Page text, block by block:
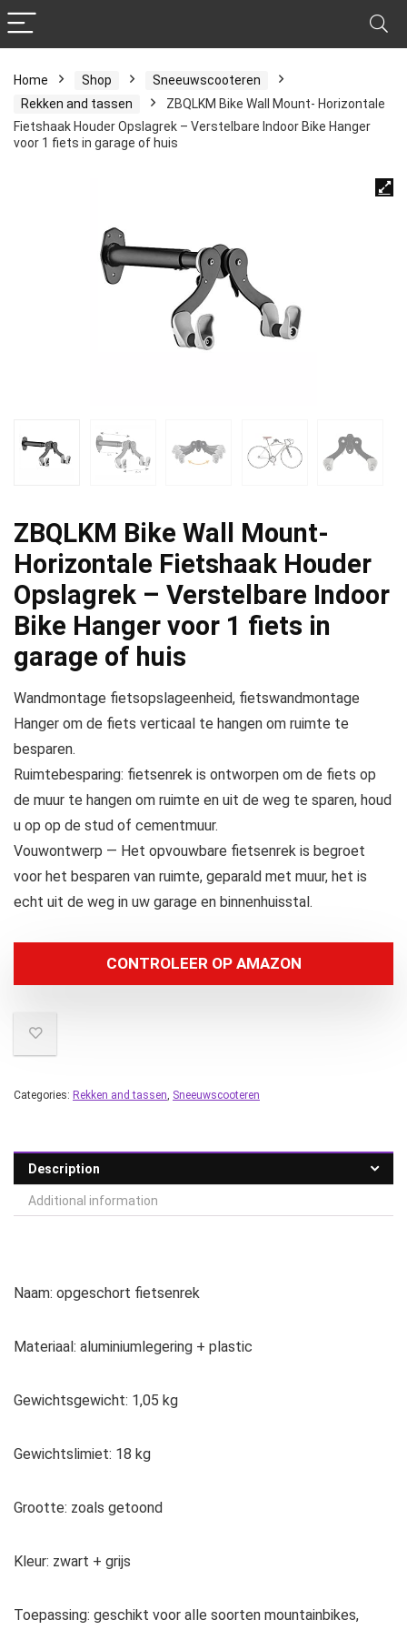
Home Shop
Sneeuwscooteren
Rekken and tassen
ZBQLKM Bike Wall Mount- Horizontale
Fietshaak Houder Opslagrek – Verstelbare Indoor Bike Hanger
voor 1 fiets in garage of huis
ZBQLKM Bike Wall Mount-
Horizontale Fietshaak Houder
Opslagrek – Verstelbare Indoor
Bike Hanger voor 1 fiets in
garage of huis
Wandmontage fietsopslageenheid, fietswandmontage
Hanger om de fiets verticaal te hangen om ruimte te
besparen.
Ruimtebesparing: fietsenrek is ontworpen om de fiets op
de muur te hangen om ruimte en uit de weg te sparen, houd
u op op de stud of cementmuur.
Vouwontwerp — Het opvouwbare fietsenrek is begroet
voor het besparen van ruimte, geparald met muur, het is
echt uit de weg in uw garage en binnenhuisstal.
CONTROLEER OP AMAZON
Categories: Rekken and tassen, Sneeuwscooteren
Description
Additional information
Naam: opgeschort fietsenrek
Materiaal: aluminiumlegering + plastic
Gewichtsgewicht: 1,05 kg
Gewichtslimiet: 18 kg
Grootte: zoals getoond
Kleur: zwart + grijs
Toepassing: geschikt voor alle soorten mountainbikes,